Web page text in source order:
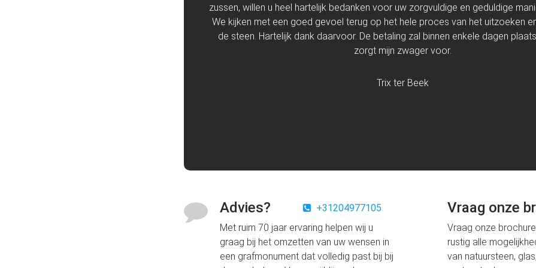
zussen, willen u heel hartelijk bedanken voor uw zorgvuldige en geduldige
We kijken met een goed gevoel terug op het hele proces van het uitzoeken
de steen. Hartelijk dank daarvoor. De betaling zal binnen enkele dagen
zorgt mijn zwager voor.
Trix ter Beek
Advies?
Met ruim 70 jaar ervaring helpen wij u
graag bij het omzetten van uw wensen in
een grafmonument dat volledig past bij bij
+31204977105 Vraag onze
Vraag onze
rustig alle
van natuursteen,